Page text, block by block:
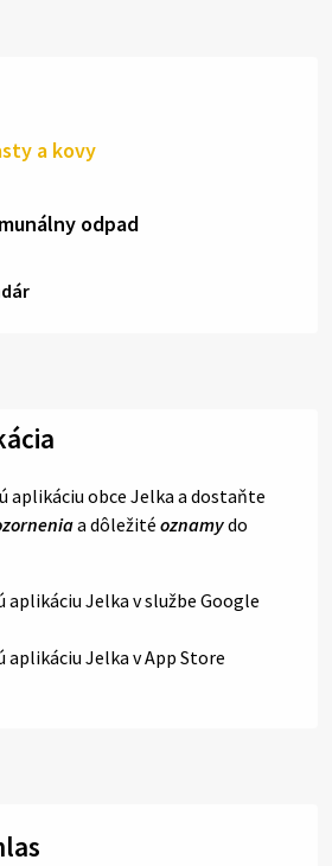
a kovy
odpad
aplikáciu obce Jelka a dostaňte
a dôležité oznamydo